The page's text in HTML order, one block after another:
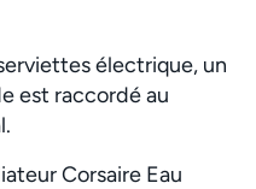
électrique, un
est raccordé au
Corsaire Eau